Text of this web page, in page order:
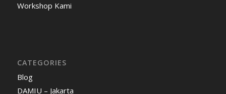
Workshop Kami
CATEGORIES
Blog
DAMIU – Jakarta